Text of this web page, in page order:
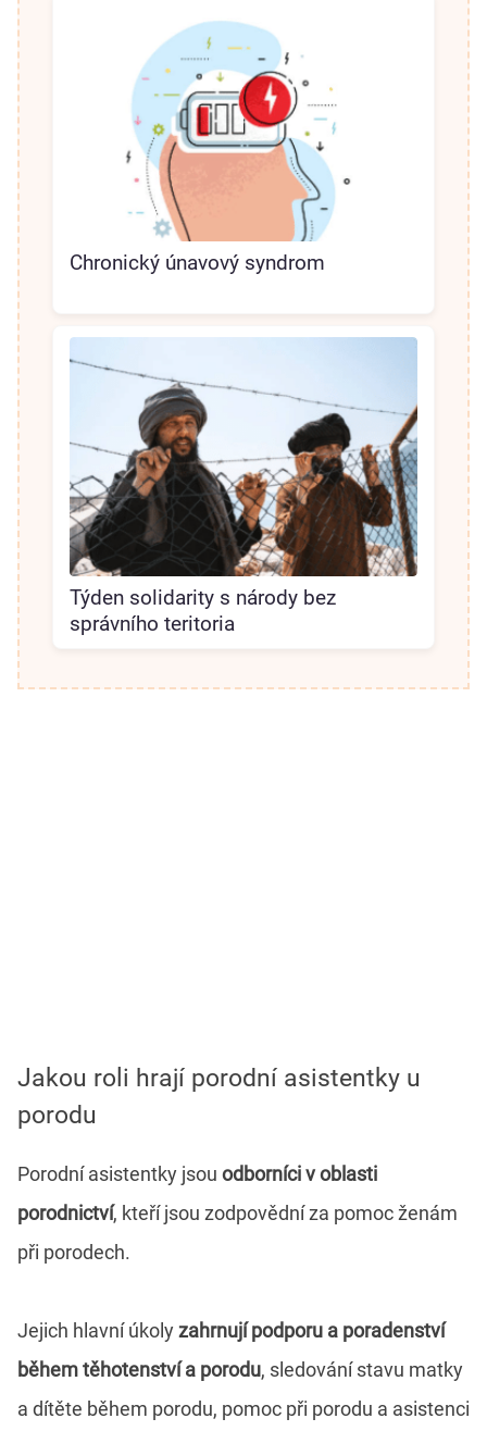
Chronický únavový syndrom
Týden solidarity s národy bez
správního teritoria
Jakou roli hrají porodní asistentky u
porodu
Porodní asistentky jsou odborníci v oblasti
porodnictví, kteří jsou zodpovědní za pomoc ženám
při porodech.
Jejich hlavní úkolyzahrnují podporu a poradenství
během těhotenství a porodu, sledování stavu matky
a dítěte během porodu, pomoc při porodu a asistenci